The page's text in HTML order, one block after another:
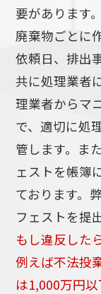
要があります
廃棄物ごとに
依頼日、排出
共に処理業者
理業者からマ
で、適切に処
管します。ま
ェストを帳簿
ております。
フェストを提
もし違反した
例えば不法投
は1,000万円